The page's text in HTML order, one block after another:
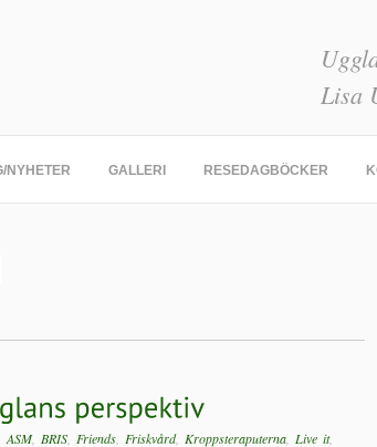
Lisa
NYHETER GALLERI RESEDAGBÖCKER
ASM, BRIS Friends Friskvård, Kroppsteraputerna Live it,